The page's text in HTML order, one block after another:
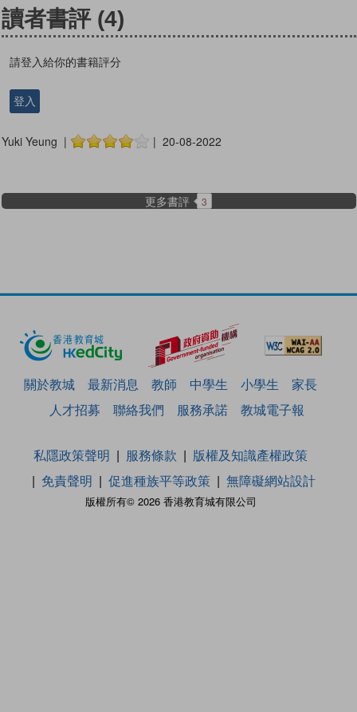
讀者書評 (4)
請登入給你的書籍評分
登入
Yuki Yeung | | 20-08-2022
更多書評 3
關於教城 最新消息 教師 中學生 小學生
家長
人才招募
聯絡我們 服務承諾 教城電子報
版權所有© 2026 香港教育城有限公司
私隱政策聲明 服務條款
版權及知識產權政策
免責聲明
促進種族平等政策 無障礙網站設計